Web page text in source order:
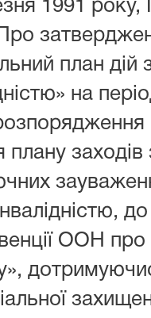
1991
план дій з
на
ООН про